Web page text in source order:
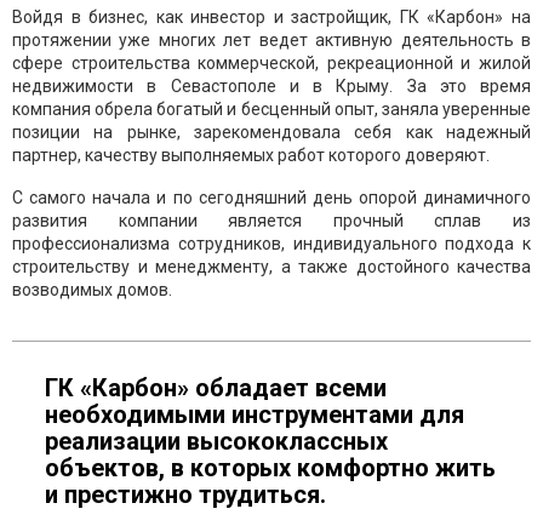
Войдя в бизнес, как инвестор и застройщик, ГК «Карбон» на
протяжении уже многих лет ведет активную деятельность в
сфере строительства коммерческой, рекреационной и жилой
недвижимости в Севастополе и в Крыму. За это время
компания обрела богатый и бесценный опыт, заняла уверенные
позиции на рынке, зарекомендовала себя как надежный
партнер, качеству выполняемых работ которого доверяют.
С самого начала и по сегодняшний день опорой динамичного
развития компании является прочный сплав из
профессионализма сотрудников, индивидуального подхода к
строительству и менеджменту, а также достойного качества
возводимых домов.
ГК «Карбон» обладает всеми
необходимыми инструментами для
реализации высококлассных
объектов, в которых комфортно жить
и престижно трудиться.